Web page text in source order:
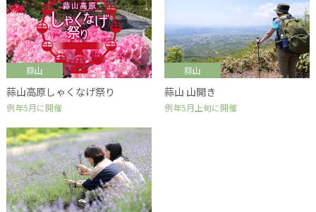
蒜山
蒜山高原しゃくなげ祭り
例年5月に開催
蒜山
蒜山 山開き
例年5月上旬に開催